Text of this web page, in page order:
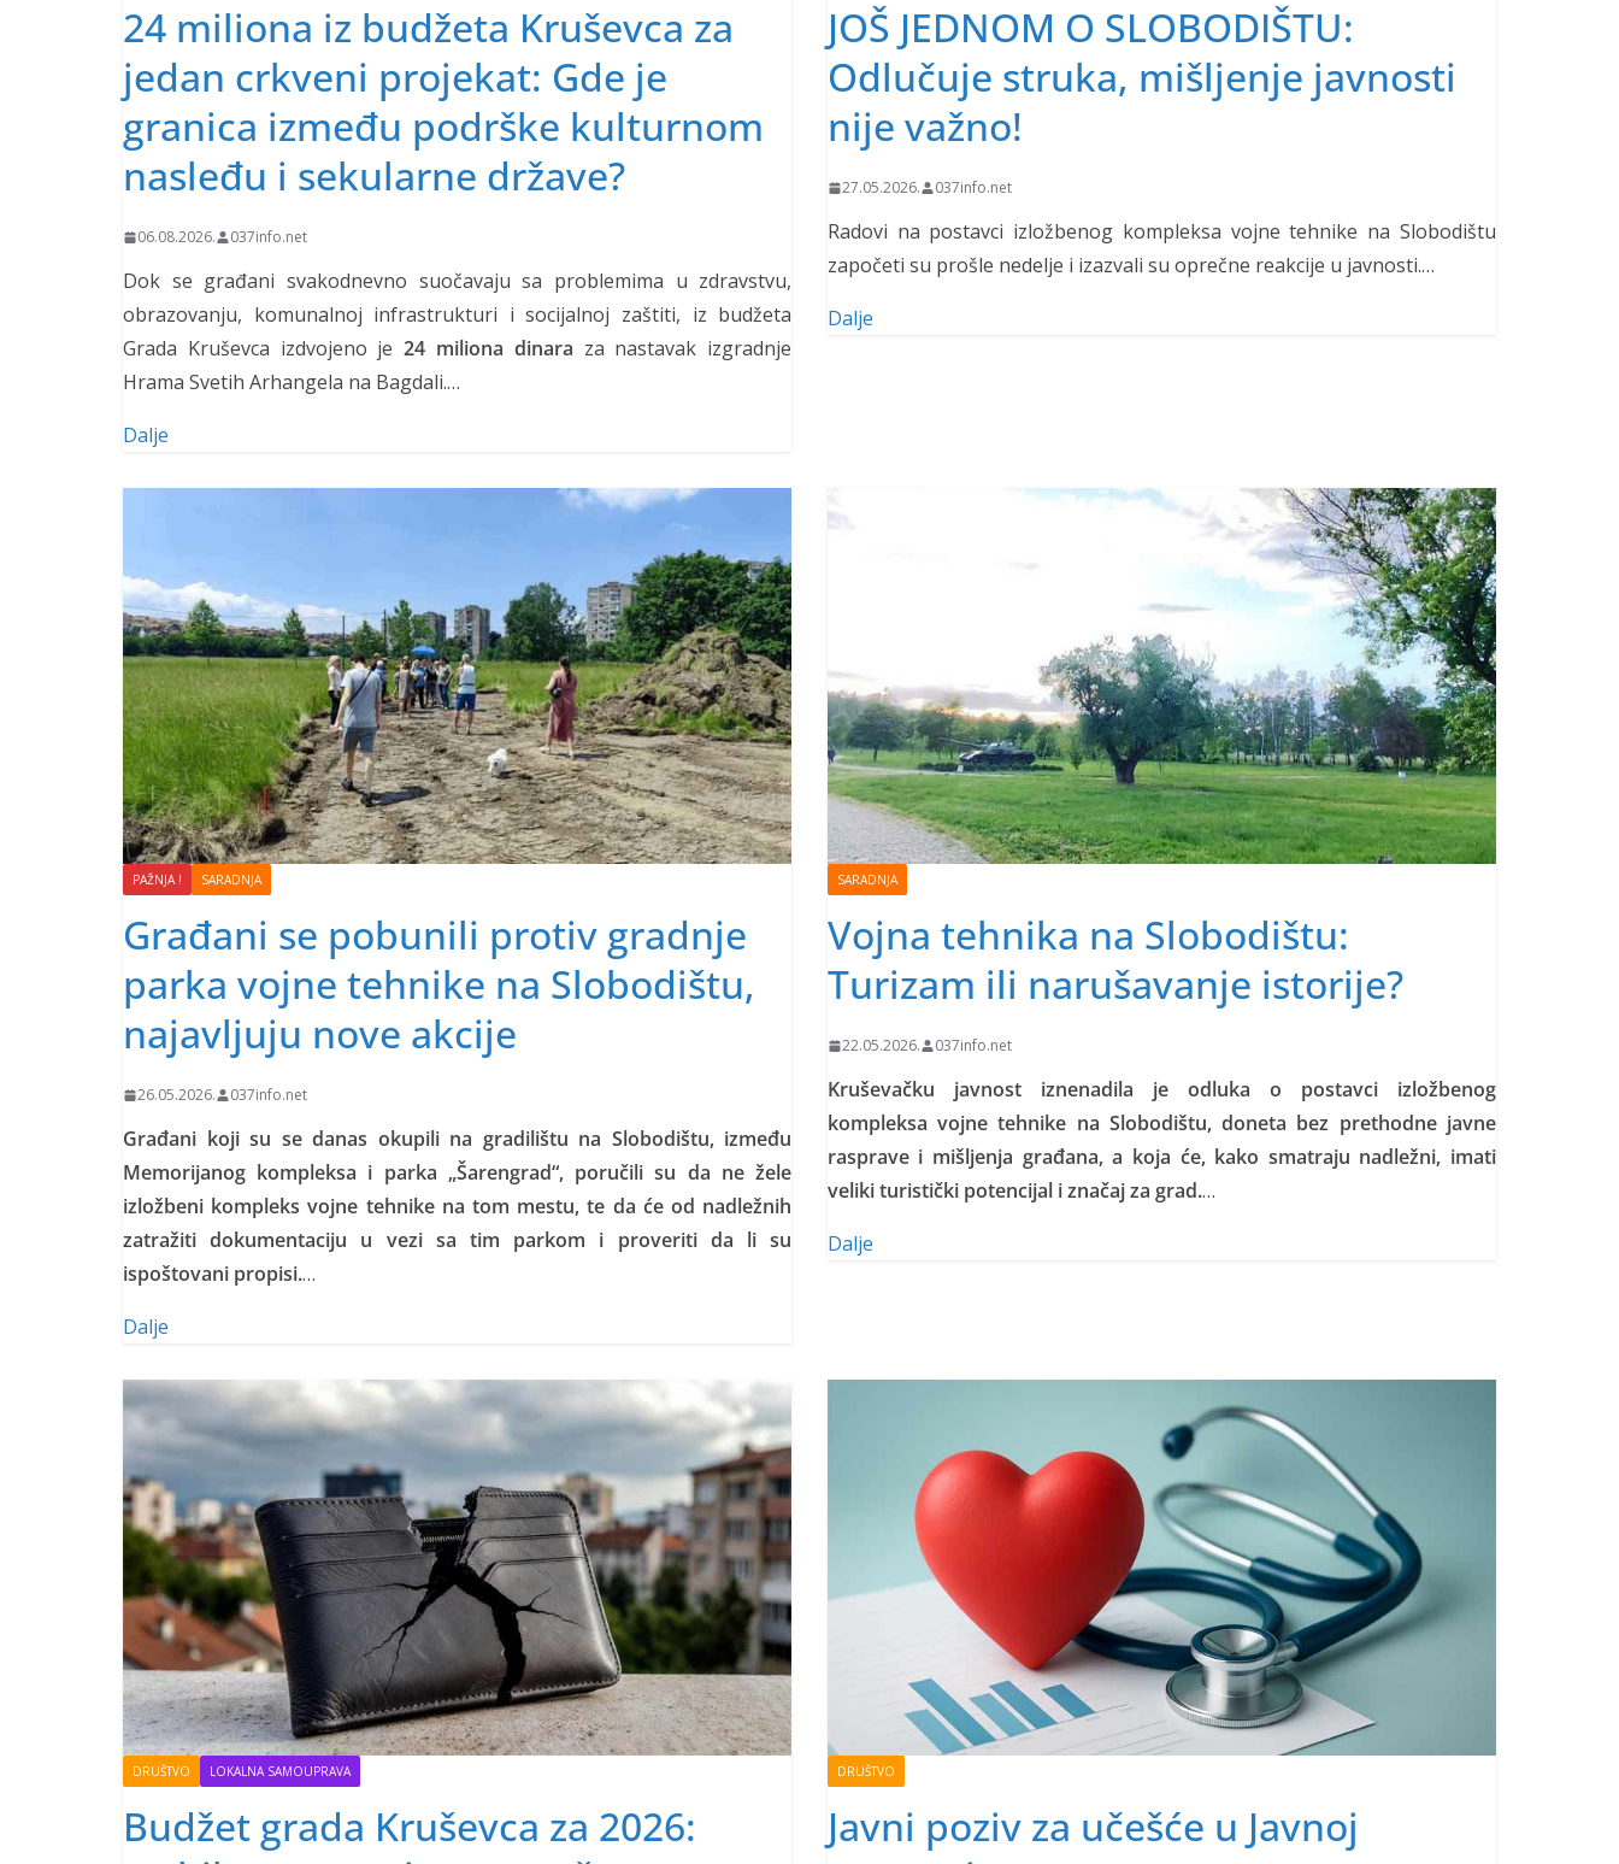
24 miliona iz budžeta Kruševca za
jedan crkveni projekat: Gde je
granica između podrške kulturnom
nasleđu i sekularne države?
06.08.2026. 037info.net
Dok se građani svakodnevno suočavaju sa problemima u zdravstvu,
obrazovanju, komunalnoj infrastrukturi i socijalnoj zaštiti, iz budžeta
Grada Kruševca izdvojeno je24 miliona dinara za nastavak izgradnje
Hrama Svetih Arhangela na Bagdali.…
Dalje
JOŠ JEDNOM O SLOBODIŠTU:
Odlučuje struka, mišljenje javnosti
nije važno!
27.05.2026. 037info.net
Radovi na postavci izložbenog kompleksa vojne tehnike na Slobodištu
započeti su prošle nedelje i izazvali su oprečne reakcije u javnosti.…
Dalje
PAŽNJA ! SARADNJA
Građani se pobunili protiv gradnje
parka vojne tehnike na Slobodištu,
najavljuju nove akcije
26.05.2026. 037info.net
Građani koji su se danas okupili na gradilištu na Slobodištu, između
Memorijanog kompleksa i parka „Šarengrad“, poručili su da ne žele
izložbeni kompleks vojne tehnike na tom mestu, te da će od nadležnih
zatražiti dokumentaciju u vezi sa tim parkom i proveriti da li su
ispoštovani propisi.…
Dalje
SARADNJA
Vojna tehnika na Slobodištu:
Turizam ili narušavanje istorije?
22.05.2026. 037info.net
Kruševačku javnost iznenadila je odluka o postavci izložbenog
kompleksa vojne tehnike na Slobodištu, doneta bez prethodne javne
rasprave i mišljenja građana, a koja će, kako smatraju nadležni, imati
veliki turistički potencijal i značaj za grad.…
Dalje
DRUŠTVO LOKALNA SAMOUPRAVA
Budžet grada Kruševca za 2026:
DRUŠTVO
Javni poziv za učešće u Javnoj